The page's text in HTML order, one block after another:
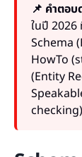
📌 คำตอบ
ในปี
Schema
HowTo
(Entity